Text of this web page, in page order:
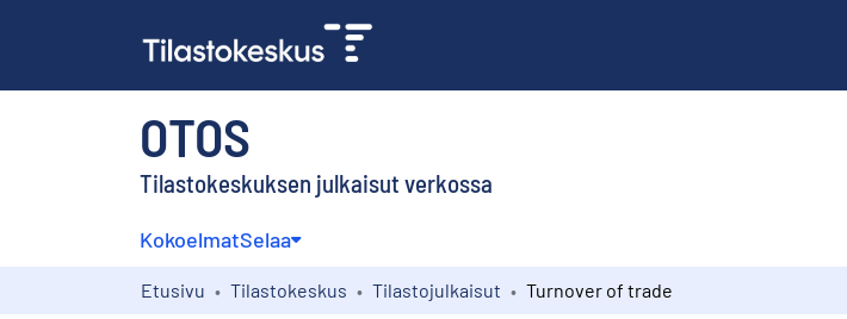
OTOS
Tilastokeskuksen julkaisut verkossa
KokoelmatSelaa
Etusivu Tilastokeskus Tilastojulkaisut Turnover of trade